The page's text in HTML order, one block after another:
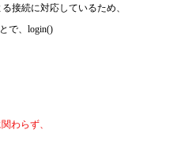
接続に対応しているため、
で、 login()
わらず、